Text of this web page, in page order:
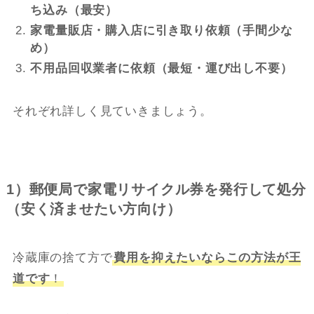
ち込み（最安）
家電量販店・購入店に引き取り依頼（手間少な
め）
不用品回収業者に依頼（最短・運び出し不要）
それぞれ詳しく見ていきましょう。
1）郵便局で家電リサイクル券を発行して処分
（安く済ませたい方向け）
冷蔵庫の捨て方で費用を抑えたいならこの方法が王
道です！